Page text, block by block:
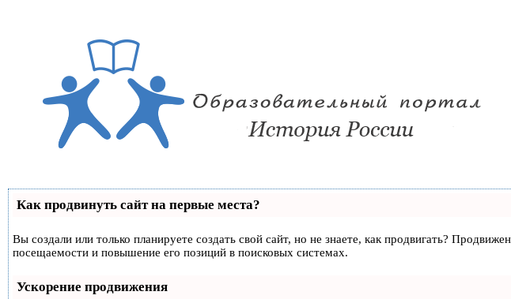
Как продвинуть сайт на первые места?
Вы создали или только планируете создать свой сайт, но не знаете, как продвигать?
посещаемости и повышение его позиций в поисковых системах.
Ускорение продвижения